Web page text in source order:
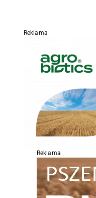
Reklama
Reklama